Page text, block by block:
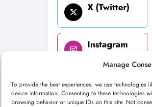
Manage
To provide the best experiences, we use technologies
device information. Consenting to these technologies
browsing behavior or unique IDs on this site. Not
X (Twitter)
Instagram
LinkedIn